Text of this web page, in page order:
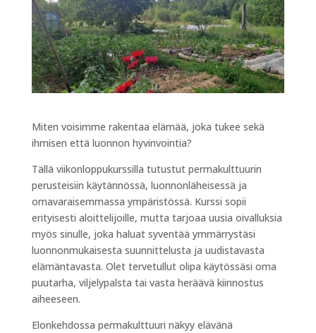
Miten voisimme rakentaa elämää, joka tukee sekä
ihmisen että luonnon hyvinvointia?
Tällä viikonloppukurssilla tutustut permakulttuurin
perusteisiin käytännössä, luonnonläheisessä ja
omavaraisemmassa ympäristössä. Kurssi sopii
erityisesti aloittelijoille, mutta tarjoaa uusia oivalluksia
myös sinulle, joka haluat syventää ymmärrystäsi
luonnonmukaisesta suunnittelusta ja uudistavasta
elämäntavasta. Olet tervetullut olipa käytössäsi oma
puutarha, viljelypalsta tai vasta heräävä kiinnostus
aiheeseen.
Elonkehdossa permakulttuuri näkyy elävänä